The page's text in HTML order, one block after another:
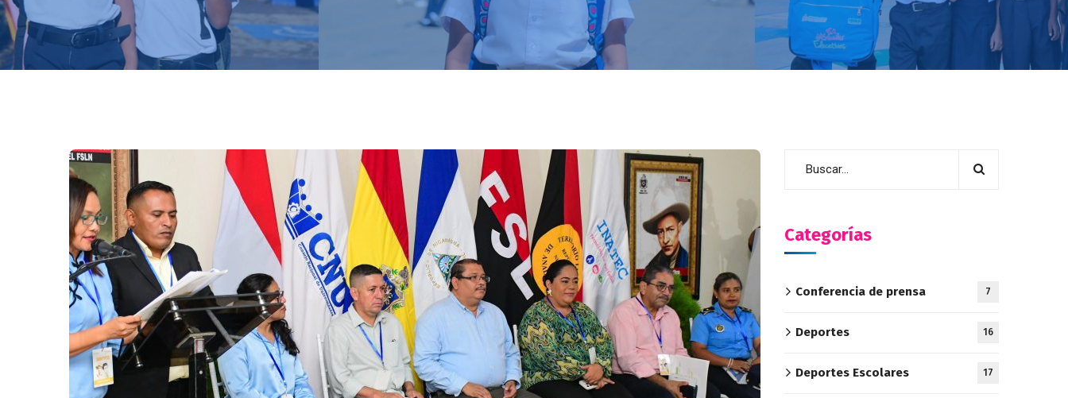
Categorías
Conferencia de prensa 7
Deportes 16
Deportes Escolares 17